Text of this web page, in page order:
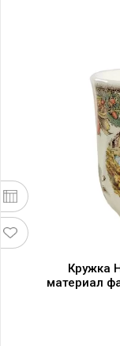
Кружка
материал